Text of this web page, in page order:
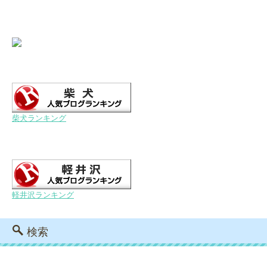
柴犬ランキング
軽井沢ランキング
検索